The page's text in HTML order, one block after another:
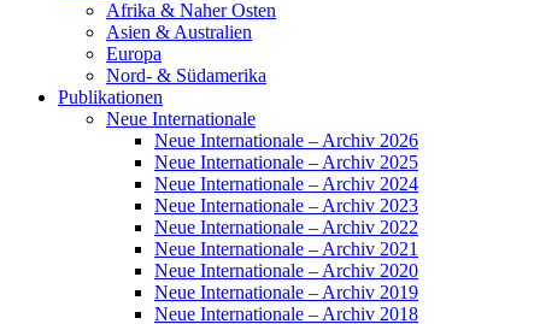
Afrika & Naher Osten
Asien & Australien
Europa
Nord- & Südamerika
Publikationen
Neue Internationale
Neue Internationale – Archiv 2026
Neue Internationale – Archiv 2025
Neue Internationale – Archiv 2024
Neue Internationale – Archiv 2023
Neue Internationale – Archiv 2022
Neue Internationale – Archiv 2021
Neue Internationale – Archiv 2020
Neue Internationale – Archiv 2019
Neue Internationale – Archiv 2018